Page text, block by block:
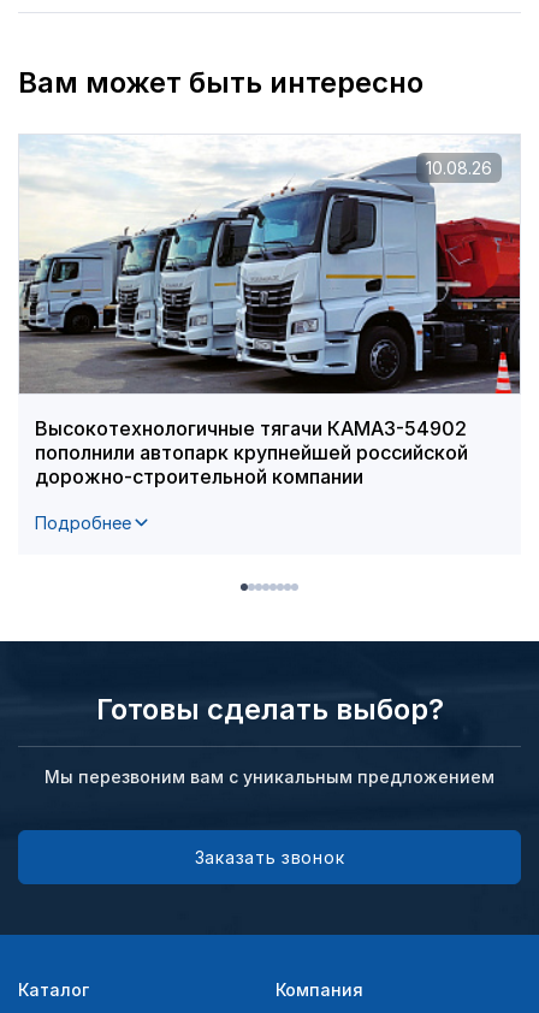
Вам может быть интересно
Высокотехнологичные тягачи КАМАЗ-54902
пополнили автопарк крупнейшей российской
дорожно-строительной компании
Подробнее
10.08.26
Готовы сделать выбор?
Мы перезвоним вам с уникальным предложением
Заказать звонок
Каталог Компания